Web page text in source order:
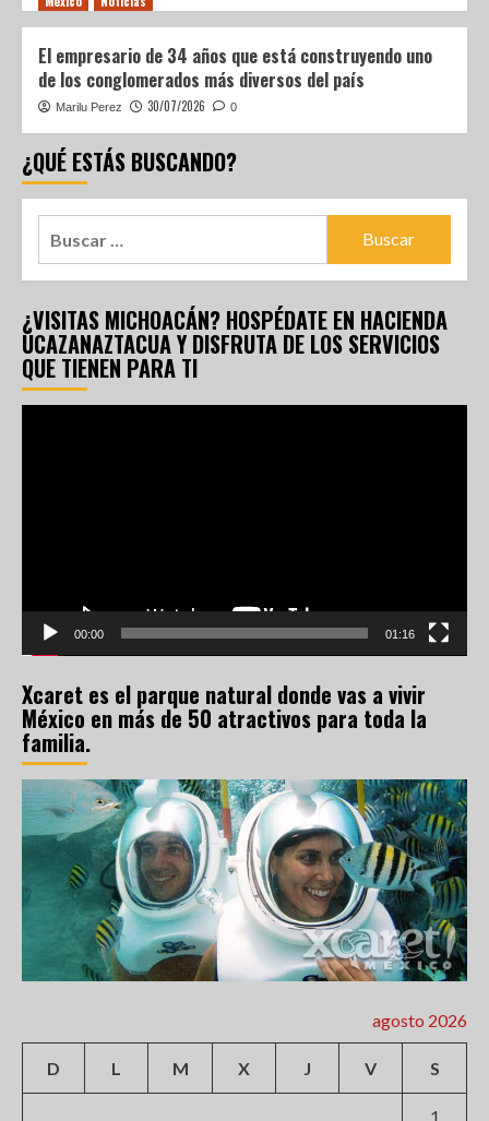
El empresario de 34 años que está construyendo uno
de los conglomerados más diversos del país
Marilu Perez 30/07/2026 0
¿QUÉ ESTÁS BUSCANDO?
¿VISITAS MICHOACÁN? HOSPÉDATE EN HACIENDA
UCAZANAZTACUA Y DISFRUTA DE LOS SERVICIOS
QUE TIENEN PARA TI
00:00 01:16
Xcaret es el parque natural donde vas a vivir
México en más de 50 atractivos para toda la
familia.
agosto 2026
D L M X J V S
1